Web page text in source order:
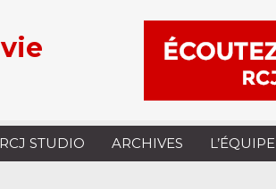
RCJ STUDIO ARCHIVES L’ÉQUIPE